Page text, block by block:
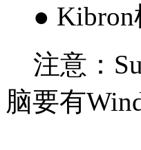
● Kibron
注意：
脑要有